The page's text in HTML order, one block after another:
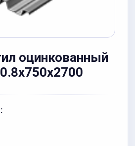
оцинкованный